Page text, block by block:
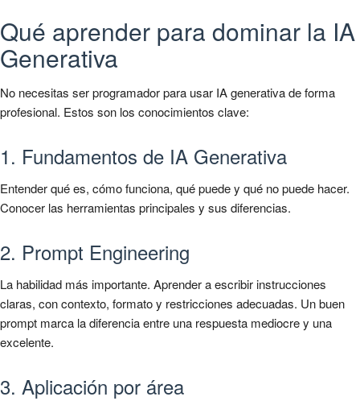
Qué aprender para dominar la IA
Generativa
No necesitas ser programador para usar IA generativa de forma
profesional. Estos son los conocimientos clave:
1. Fundamentos de IA Generativa
Entender qué es, cómo funciona, qué puede y qué no puede hacer.
Conocer las herramientas principales y sus diferencias.
2. Prompt Engineering
La habilidad más importante. Aprender a escribir instrucciones
claras, con contexto, formato y restricciones adecuadas. Un buen
prompt marca la diferencia entre una respuesta mediocre y una
excelente.
3. Aplicación por área